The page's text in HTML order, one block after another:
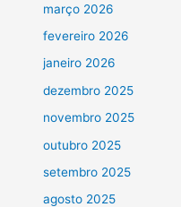
março 2026
fevereiro 2026
janeiro 2026
dezembro 2025
novembro 2025
outubro 2025
setembro 2025
agosto 2025